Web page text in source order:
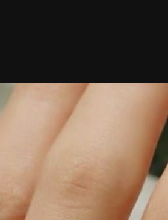
गोल्ड स्टोन रिंग
वेवी टेक्चर्ड और छोटे-छोटे नगों वाली
के लिए बेस्ट है। यह आपके हाथों का
और क्लासी च्वाइस देगी।